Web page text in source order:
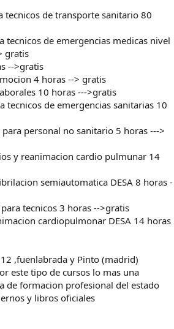
tecnicos de transporte sanitario 80
tecnicos de emergencias medicas nivel
gratis
-->gratis
4 horas --> gratis
10 horas --->gratis
tecnicos de emergencias sanitarias 10
personal no sanitario 5 horas --->
y reanimacion cardio pulmunar 14
semiautomatica DESA 8 horas -
tecnicos 3 horas -->gratis
cardiopulmonar DESA 14 horas
,fuenlabrada y Pinto (madrid)
este tipo de cursos lo mas una
de formacion profesional del estado
y libros oficiales